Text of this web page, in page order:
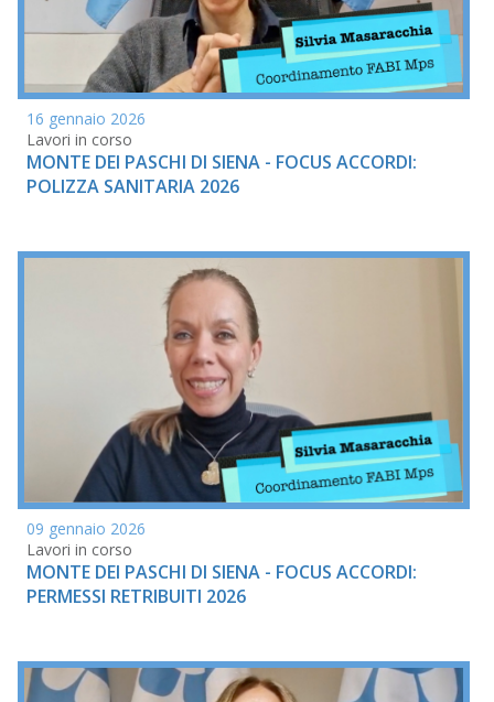
16 gennaio 2026
Lavori in corso
MONTE DEI PASCHI DI SIENA - FOCUS ACCORDI:
POLIZZA SANITARIA 2026
09 gennaio 2026
Lavori in corso
MONTE DEI PASCHI DI SIENA - FOCUS ACCORDI:
PERMESSI RETRIBUITI 2026